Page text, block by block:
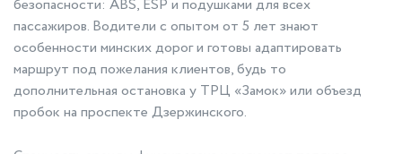
безопасности: ABS, ESP и подушками для всех
пассажиров. Водители с опытом от 5 лет знают
особенности минских дорог и готовы адаптировать
маршрут под пожелания клиентов, будь то
дополнительная остановка у ТРЦ «Замок» или объезд
пробок на проспекте Дзержинского.